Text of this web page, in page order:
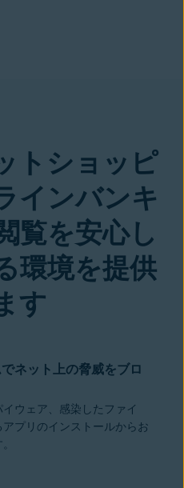
トショッピ
インバンキ
覧を安心し
環境を提供
す
ネット上の脅威をブロ
ウェア、感染したファイ
プリのインストールからお